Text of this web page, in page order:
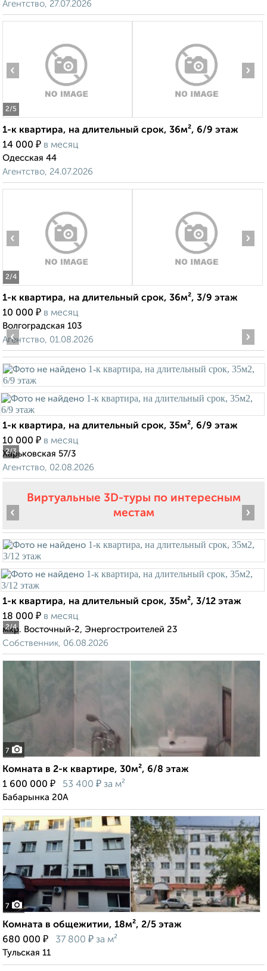
Агентство, 27.07.2026
2/5
‹ ›
1-к квартира, на длительный срок, 36м², 6/9 этаж
14 000 ₽ в месяц
Одесская 44
Агентство, 24.07.2026
2/4
‹ ›
1-к квартира, на длительный срок, 36м², 3/9 этаж
10 000 ₽ в месяц
Волгоградская 103
Агентство, 01.08.2026
2/3
‹ ›
1-к квартира, на длительный срок, 35м², 6/9 этаж
10 000 ₽ в месяц
Харьковская 57/3
Агентство, 02.08.2026
Виртуальные 3D-туры по интересным
местам
2/4
‹ ›
1-к квартира, на длительный срок, 35м², 3/12 этаж
18 000 ₽ в месяц
мкр. Восточный-2, Энергостроителей 23
Собственник, 06.08.2026
7
Комната в 2-к квартире, 30м², 6/8 этаж
1 600 000 ₽ 53 400 ₽ за м²
Бабарынка 20А
7
Комната в общежитии, 18м², 2/5 этаж
680 000 ₽ 37 800 ₽ за м²
Тульская 11